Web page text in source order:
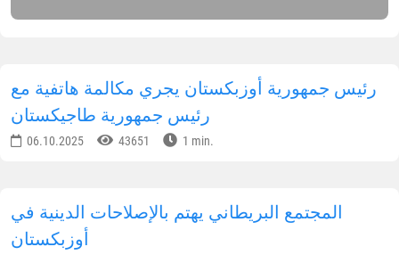
رئيس جمهورية أوزبكستان يجري مكالمة هاتفية مع
رئيس جمهورية طاجيكستان
06.10.2025 43651 1 min.
المجتمع البريطاني يهتم بالإصلاحات الدينية في
أوزبكستان